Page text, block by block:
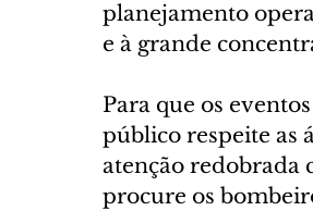
planejamento
e à grande
Para que os
público respeite as
atenção redobrada
procure os